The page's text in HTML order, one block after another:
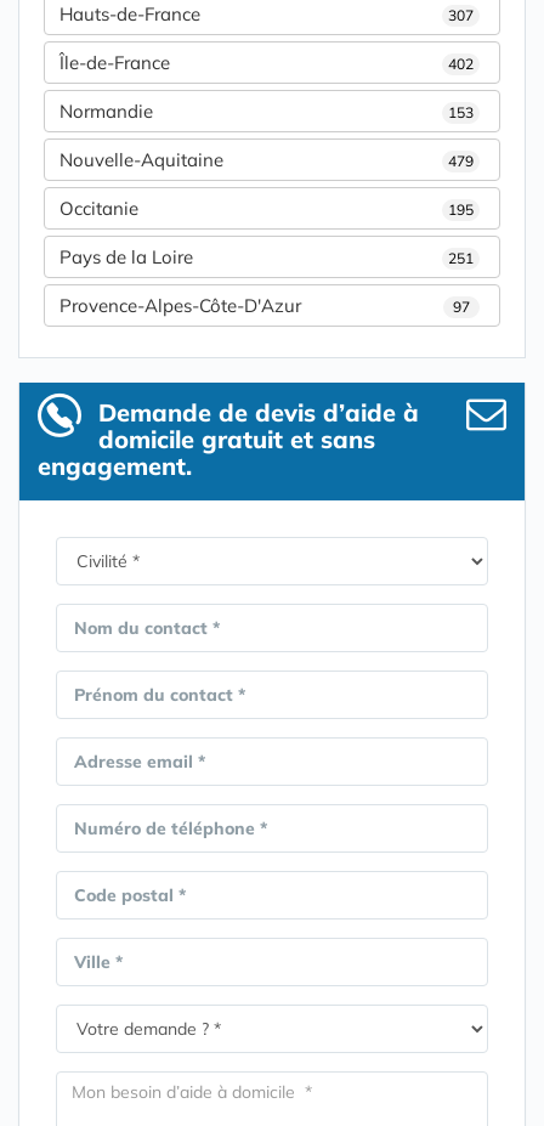
Hauts-de-France 307
Île-de-France 402
Normandie 153
Nouvelle-Aquitaine 479
Occitanie 195
Pays de la Loire 251
Provence-Alpes-Côte-D'Azur 97
Demande de devis d’aide à
domicile gratuit et sans
engagement.
Nom du contact *
Prénom du contact *
Adresse email *
Numéro de téléphone *
Code postal *
Ville *